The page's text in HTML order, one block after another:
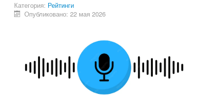
Процессоры
Конференция
Системные программы
Категория: Рейтинги
Опубликовано: 22 мая 2026